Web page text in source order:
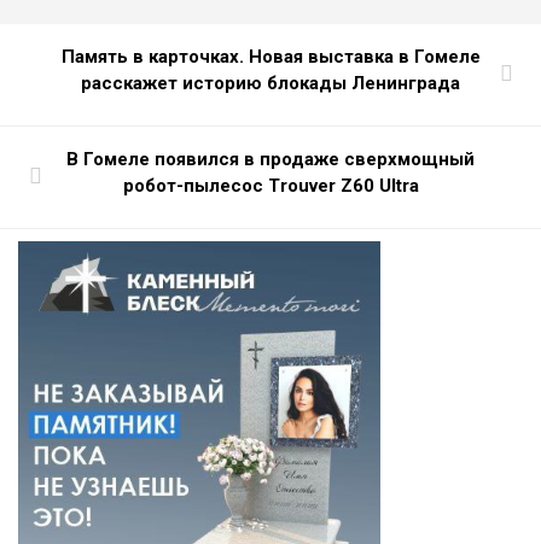
Память в карточках. Новая выставка в Гомеле
расскажет историю блокады Ленинграда
В Гомеле появился в продаже сверхмощный
робот-пылесос Trouver Z60 Ultra